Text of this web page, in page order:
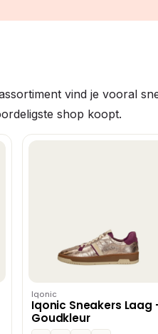
vind je vooral
shop koopt.
Iqonic
Iqonic Sneakers Laag
Goudkleur